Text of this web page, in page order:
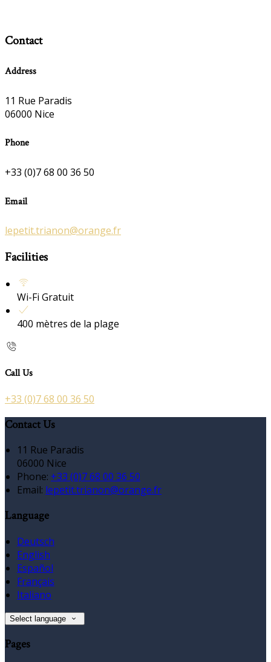
Contact
Address
11 Rue Paradis
06000 Nice
Phone
+33 (0)7 68 00 36 50
Email
lepetit.trianon@orange.fr
Facilities
Wi-Fi Gratuit
400 mètres de la plage
Call Us
+33 (0)7 68 00 36 50
Contact Us
11 Rue Paradis
06000 Nice
Phone: +33 (0)7 68 00 36 50
Email: lepetit.trianon@orange.fr
Language
Deutsch
English
Español
Français
Italiano
Select language
Pages